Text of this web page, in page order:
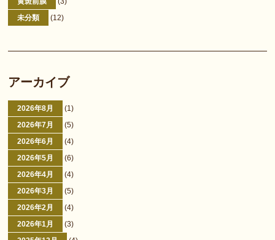
未分類
(12)
アーカイブ
2026年8月
(1)
2026年7月
(5)
2026年6月
(4)
2026年5月
(6)
2026年4月
(4)
2026年3月
(5)
2026年2月
(4)
2026年1月
(3)